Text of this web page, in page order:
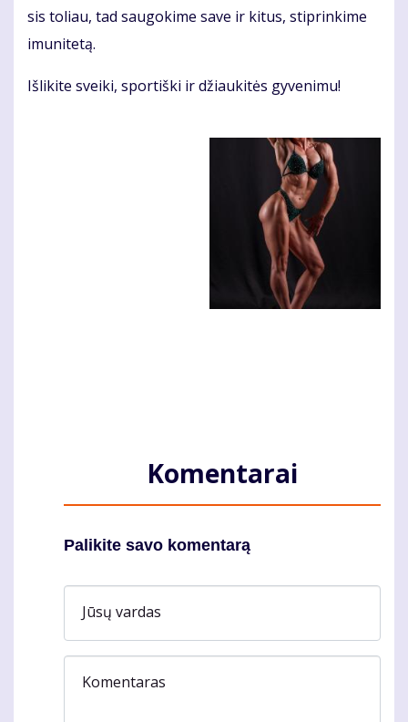
sis to­liau, tad sau­go­ki­me sa­ve ir ki­tus, stip­rin­ki­me
imu­ni­te­tą.
Iš­li­ki­te svei­ki, spor­tiš­ki ir džiau­ki­tės gy­ve­ni­mu!
Komentarai
Palikite savo komentarą
Jūsų vardas
Komentaras